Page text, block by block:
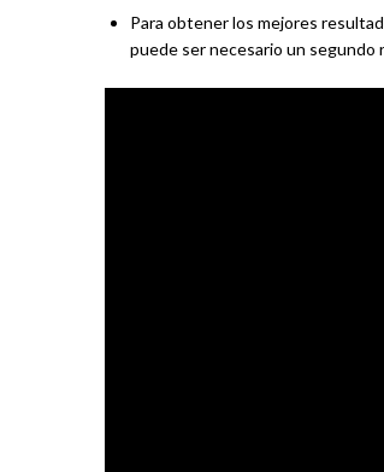
Para obtener los mejores
puede ser necesario un segundo